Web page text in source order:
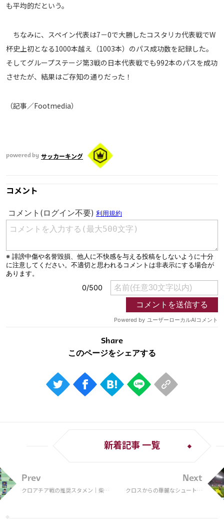
も平均的だという。
ちなみに、スペイン代表は7－0で大勝したコスタリカ代表戦でW
杯史上初となる1000本越え（1003本）のパス成功数を記録した。
そしてグループステージ第3戦の日本代表戦でも992本のパスを成功
させたが、結果はご存知の通りだった！
（記事／Footmedia）
powered by サッカーキング
コメント
Share
Prev
クロアチア戦の推奨スタメン｜柴
新着記事 一覧
Next
クロスからの華麗なシュートを